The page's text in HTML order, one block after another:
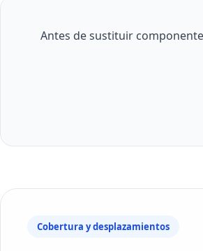
Antes de sustituir
Cobertura y desplazamientos